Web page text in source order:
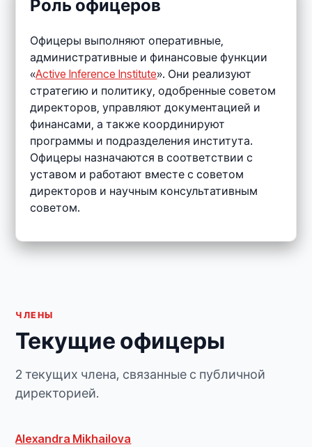
Роль офицеров
Офицеры выполняют оперативные,
административные и финансовые функции
«Active Inference Institute». Они реализуют
стратегию и политику, одобренные советом
директоров, управляют документацией и
финансами, а также координируют
программы и подразделения института.
Офицеры назначаются в соответствии с
уставом и работают вместе с советом
директоров и научным консультативным
советом.
ЧЛЕНЫ
Текущие офицеры
2 текущих члена, связанные с публичной
директорией.
Alexandra Mikhailova